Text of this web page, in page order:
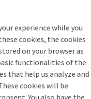
experience while you
cookies, the cookies
on your browser as
functionalities of the
that help us analyze and
cookies will be